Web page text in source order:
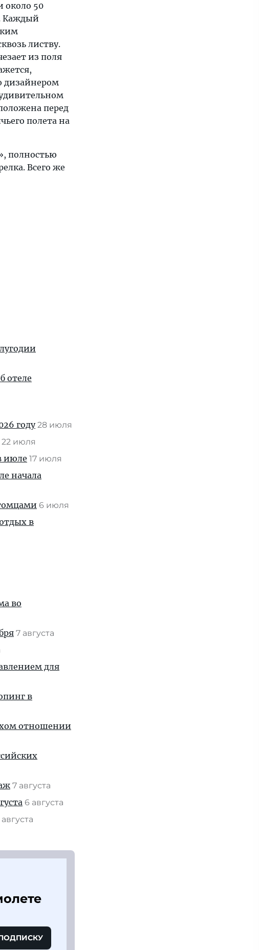
около 50
Каждый
листву.
из поля
дизайнером
перед
полета на
полностью
Всего же
отеле
году 28 июля
22 июля
июле 17 июля
начала
6 июля
в
во
7 августа
для
в
отношении
7 августа
6 августа